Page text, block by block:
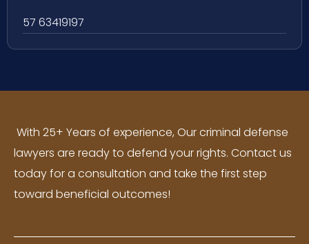
57 63419197
With 25+ Years of experience, Our criminal defense
lawyers are ready to defend your rights. Contact us
today for a consultation and take the first step
toward beneficial outcomes!